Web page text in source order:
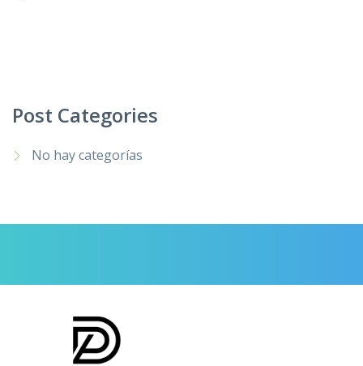
Post Categories
No hay categorías